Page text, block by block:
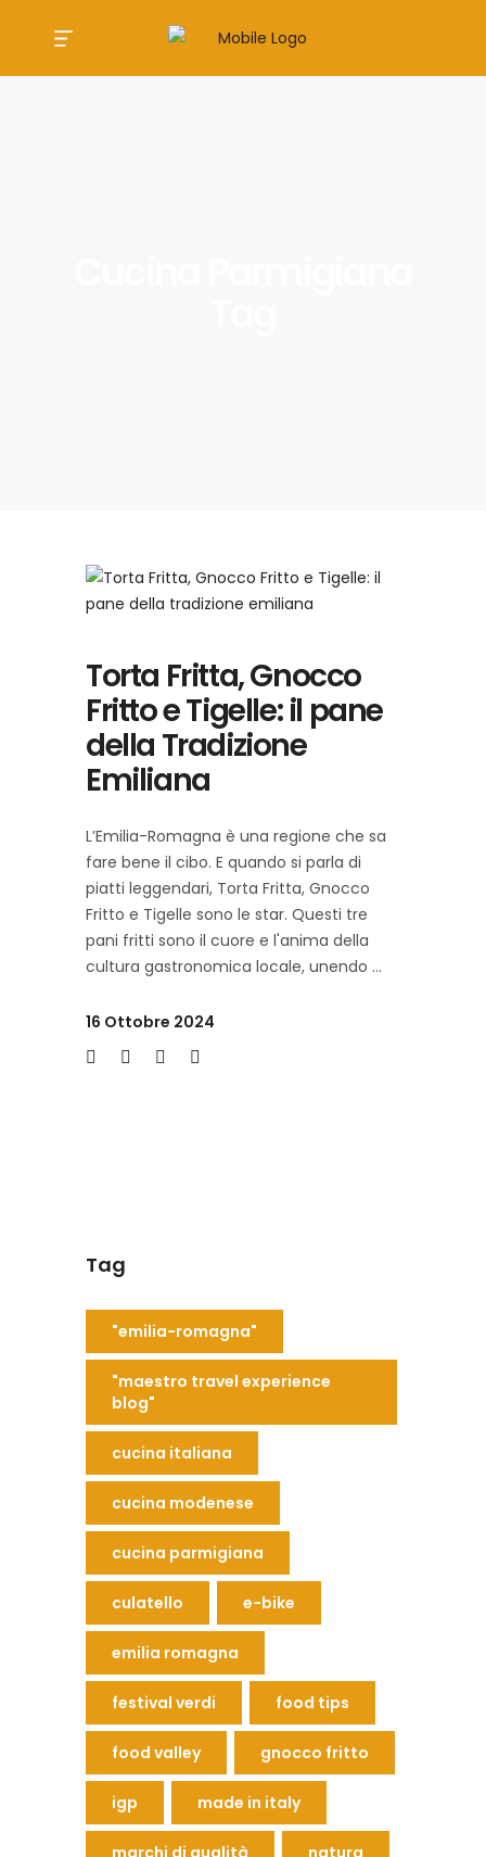
Torta Fritta, Gnocco
Fritto e Tigelle: il pane
della Tradizione
Emiliana
L’Emilia-Romagna è una regione che sa
fare bene il cibo. E quando si parla di
piatti leggendari, Torta Fritta, Gnocco
Fritto e Tigelle sono le star. Questi tre
pani fritti sono il cuore e l'anima della
cultura gastronomica locale, unendo
16 Ottobre 2024
Tag
"emilia-romagna"
"maestro travel experience
blog"
cucina italiana
cucina modenese
cucina parmigiana
culatello e-bike
emilia romagna
festival verdi food tips
food valley gnocco fritto
igp made in italy